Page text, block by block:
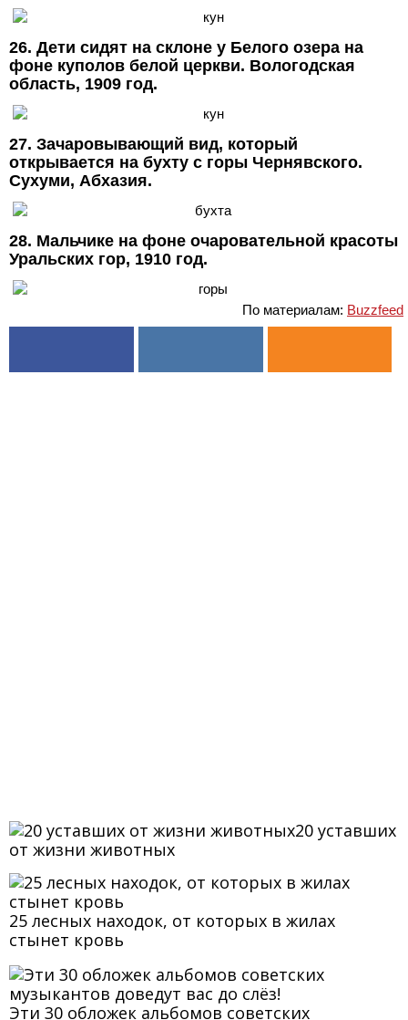
26. Дети сидят на склоне у Белого озера на
фоне куполов белой церкви. Вологодская
область, 1909 год.
27. Зачаровывающий вид, который
открывается на бухту с горы Чернявского.
Сухуми, Абхазия.
28. Мальчике на фоне очаровательной красоты
Уральских гор, 1910 год.
По материалам: Buzzfeed
20 уставших
от жизни животных
25 лесных находок, от которых в жилах
стынет кровь
Эти 30 обложек альбомов советских